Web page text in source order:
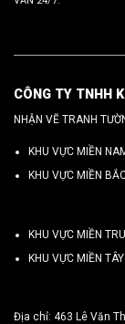
CÔNG TY TNHH
NHẬN VẼ TRANH
KHU VỰC MIỀN
KHU VỰC MIỀN
KHU VỰC MIỀN
KHU VỰC MIỀN
Địa chỉ: 463 Lê Văn